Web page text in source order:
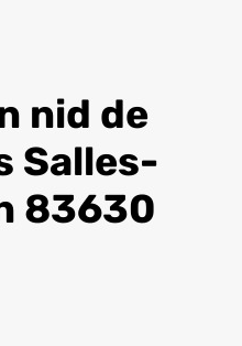
nid de
Salles-
83630